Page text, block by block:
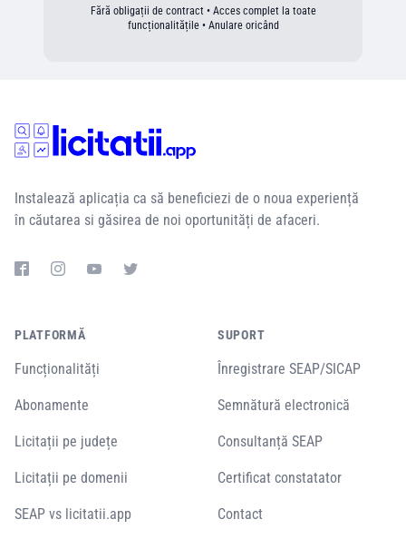
Fără obligații de contract • Acces complet la toate
funcționalitățile • Anulare oricând
Instalează aplicația ca să beneficiezi de o noua experiență
în căutarea si găsirea de noi oportunități de afaceri.
PLATFORMĂ
Funcționalități
Abonamente
Licitații pe județe
Licitații pe domenii
SEAP vs licitatii.app
SUPORT
Înregistrare SEAP/SICAP
Semnătură electronică
Consultanță SEAP
Certificat constatator
Contact